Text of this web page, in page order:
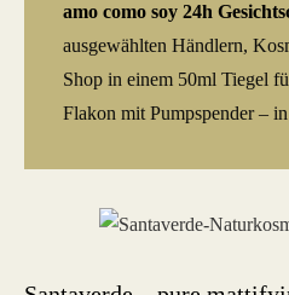
amo como soy 24h
ausgewählten Händlern,
Shop in einem 50ml Tiegel
Flakon mit Pumpspender –